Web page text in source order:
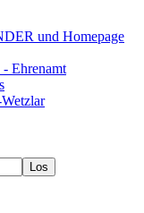
und Homepage
- Ehrenamt
Los